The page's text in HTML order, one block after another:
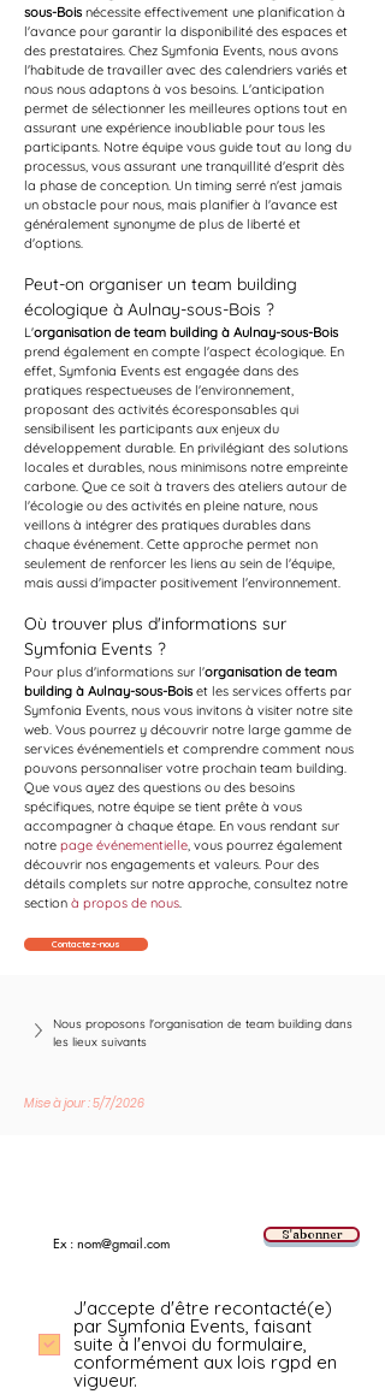
sous-Bois nécessite effectivement une planification à
l'avance pour garantir la disponibilité des espaces et
des prestataires. Chez Symfonia Events, nous avons
l'habitude de travailler avec des calendriers variés et
nous nous adaptons à vos besoins. L'anticipation
permet de sélectionner les meilleures options tout en
assurant une expérience inoubliable pour tous les
participants. Notre équipe vous guide tout au long du
processus, vous assurant une tranquillité d'esprit dès
la phase de conception. Un timing serré n'est jamais
un obstacle pour nous, mais planifier à l'avance est
généralement synonyme de plus de liberté et
d'options.
Peut-on organiser un team building
écologique à Aulnay-sous-Bois ?
L'organisation de team building à Aulnay-sous-Bois
prend également en compte l'aspect écologique. En
effet, Symfonia Events est engagée dans des
pratiques respectueuses de l'environnement,
proposant des activités écoresponsables qui
sensibilisent les participants aux enjeux du
développement durable. En privilégiant des solutions
locales et durables, nous minimisons notre empreinte
carbone. Que ce soit à travers des ateliers autour de
l'écologie ou des activités en pleine nature, nous
veillons à intégrer des pratiques durables dans
chaque événement. Cette approche permet non
seulement de renforcer les liens au sein de l'équipe,
mais aussi d'impacter positivement l'environnement.
Où trouver plus d'informations sur
Symfonia Events ?
Pour plus d'informations sur l'organisation de team
building à Aulnay-sous-Bois et les services offerts par
Symfonia Events, nous vous invitons à visiter notre site
web. Vous pourrez y découvrir notre large gamme de
services événementiels et comprendre comment nous
pouvons personnaliser votre prochain team building.
Que vous ayez des questions ou des besoins
spécifiques, notre équipe se tient prête à vous
accompagner à chaque étape. En vous rendant sur
notre page événementielle, vous pourrez également
découvrir nos engagements et valeurs. Pour des
détails complets sur notre approche, consultez notre
section à propos de nous.
Contactez-nous
Nous proposons l'organisation de team building dans
les lieux suivants
Mise à jour : 5/7/2026
S'abonner
J'accepte d'être recontacté(e)
par Symfonia Events, faisant
suite à l'envoi du formulaire,
conformément aux lois rgpd en
vigueur.